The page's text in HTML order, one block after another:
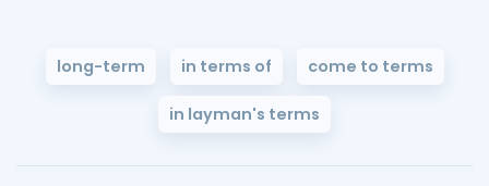
long-term in terms of come to terms
in layman's terms